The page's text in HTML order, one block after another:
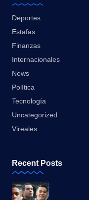
Deportes
Estafas
Finanzas
Internacionales
News
Política
Tecnología
Uncategorized
Vireales
Recent Posts